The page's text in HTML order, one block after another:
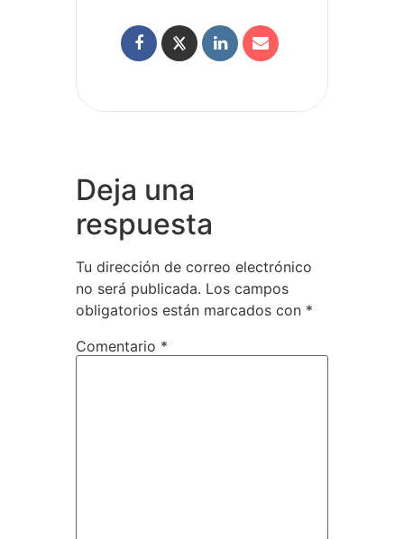
Deja una
respuesta
Tu dirección de correo electrónico
no será publicada. Los campos
obligatorios están marcados con *
Comentario *